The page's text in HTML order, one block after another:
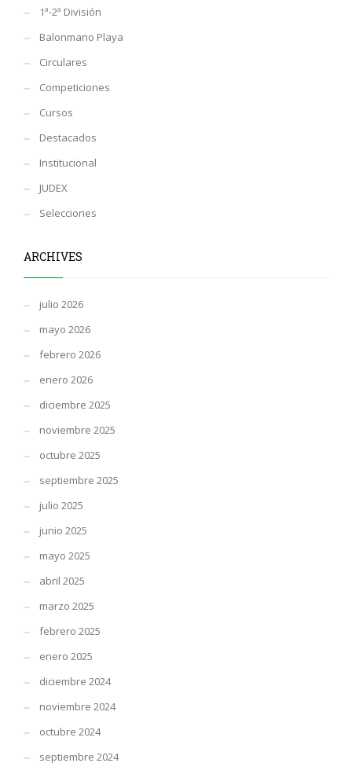
1ª-2ª División
Balonmano Playa
Circulares
Competiciones
Cursos
Destacados
Institucional
JUDEX
Selecciones
ARCHIVES
julio 2026
mayo 2026
febrero 2026
enero 2026
diciembre 2025
noviembre 2025
octubre 2025
septiembre 2025
julio 2025
junio 2025
mayo 2025
abril 2025
marzo 2025
febrero 2025
enero 2025
diciembre 2024
noviembre 2024
octubre 2024
septiembre 2024